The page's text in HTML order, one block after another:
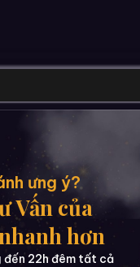
ưng ý?
Vấn của
hơn
đến 22h đêm tất cả